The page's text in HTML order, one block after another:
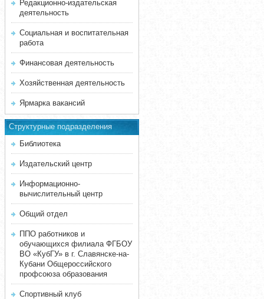
Редакционно-издательская
деятельность
Социальная и воспитательная
работа
Финансовая деятельность
Хозяйственная деятельность
Ярмарка вакансий
Структурные подразделения
Библиотека
Издательский центр
Информационно-
вычислительный центр
Общий отдел
ППО работников и
обучающихся филиала ФГБОУ
ВО «КубГУ» в г. Славянске-на-
Кубани Общероссийского
профсоюза образования
Спортивный клуб